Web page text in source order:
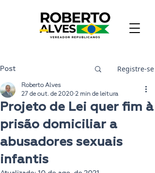
Post Registre-se
Projeto de Lei quer fim à
prisão domiciliar a
abusadores sexuais
infantis
Roberto Alves
27 de out. de 2020 2 min de leitura